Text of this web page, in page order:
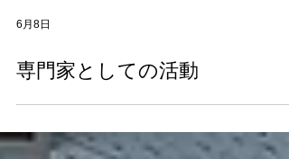
6月8日
専門家としての活動